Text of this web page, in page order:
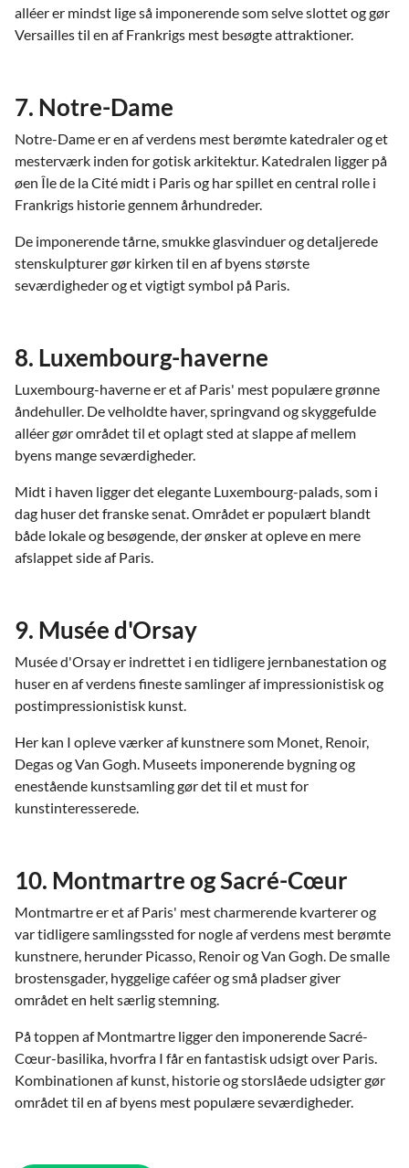
alléer er mindst lige så imponerende som selve slottet og gør
Versailles til en af Frankrigs mest besøgte attraktioner.
7. Notre-Dame
Notre-Dame er en af verdens mest berømte katedraler og et
mesterværk inden for gotisk arkitektur. Katedralen ligger på
øen Île de la Cité midt i Paris og har spillet en central rolle i
Frankrigs historie gennem århundreder.
De imponerende tårne, smukke glasvinduer og detaljerede
stenskulpturer gør kirken til en af byens største
seværdigheder og et vigtigt symbol på Paris.
8. Luxembourg-haverne
Luxembourg-haverne er et af Paris' mest populære grønne
åndehuller. De velholdte haver, springvand og skyggefulde
alléer gør området til et oplagt sted at slappe af mellem
byens mange seværdigheder.
Midt i haven ligger det elegante Luxembourg-palads, som i
dag huser det franske senat. Området er populært blandt
både lokale og besøgende, der ønsker at opleve en mere
afslappet side af Paris.
9. Musée d'Orsay
Musée d'Orsay er indrettet i en tidligere jernbanestation og
huser en af verdens fineste samlinger af impressionistisk og
postimpressionistisk kunst.
Her kan I opleve værker af kunstnere som Monet, Renoir,
Degas og Van Gogh. Museets imponerende bygning og
enestående kunstsamling gør det til et must for
kunstinteresserede.
10. Montmartre og Sacré-Cœur
Montmartre er et af Paris' mest charmerende kvarterer og
var tidligere samlingssted for nogle af verdens mest berømte
kunstnere, herunder Picasso, Renoir og Van Gogh. De smalle
brostensgader, hyggelige caféer og små pladser giver
området en helt særlig stemning.
På toppen af Montmartre ligger den imponerende Sacré-
Cœur-basilika, hvorfra I får en fantastisk udsigt over Paris.
Kombinationen af kunst, historie og storslåede udsigter gør
området til en af byens mest populære seværdigheder.